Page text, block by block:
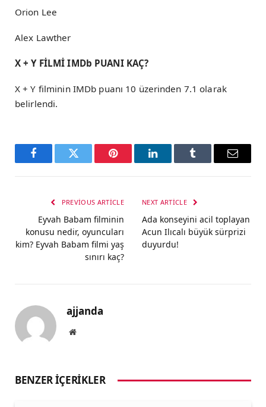
Orion Lee
Alex Lawther
X + Y FİLMİ IMDb PUANI KAÇ?
X + Y filminin IMDb puanı 10 üzerinden 7.1 olarak
belirlendi.
FacebookTwitter Pinterest LinkedInTumblr Email
PREVIOUS ARTICLE
Eyvah Babam filminin
konusu nedir, oyuncuları
kim? Eyvah Babam filmi yaş
sınırı kaç?
NEXT ARTICLE
Ada konseyini acil toplayan
Acun Ilıcalı büyük sürprizi
duyurdu!
ajjanda
Website
BENZER İÇERIKLER